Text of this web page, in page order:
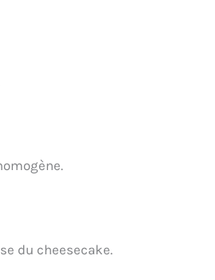
du cheesecake.